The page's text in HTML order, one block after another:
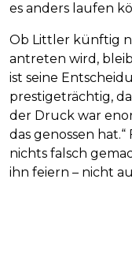
es anders laufen
Ob Littler künftig
antreten wird,
ist seine
prestigeträchtig,
der Druck war
das genossen
nichts falsch
ihn feiern – nicht